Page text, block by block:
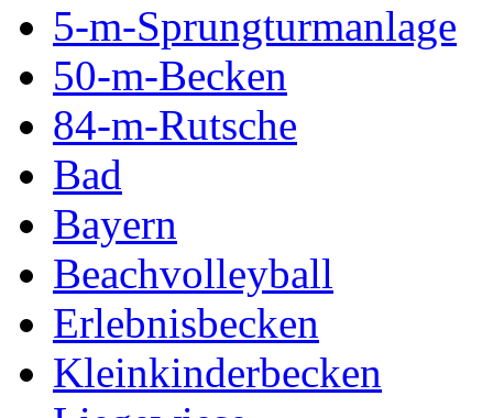
5-m-Sprungturmanlage
50-m-Becken
84-m-Rutsche
Bad
Bayern
Beachvolleyball
Erlebnisbecken
Kleinkinderbecken